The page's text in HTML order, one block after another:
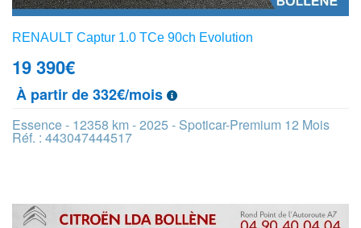
RENAULT Captur 1.0 TCe 90ch Evolution
19 390€
À partir de 332€/mois
Essence - 12358 km - 2025 - Spoticar-Premium 12 Mois
Réf. : 443047444517